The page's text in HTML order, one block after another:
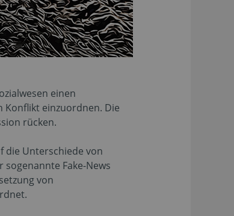
einen
einzuordnen. Die
rücken.
die Unterschiede von
Fake-News
von